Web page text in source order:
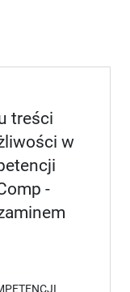
treści
w
-